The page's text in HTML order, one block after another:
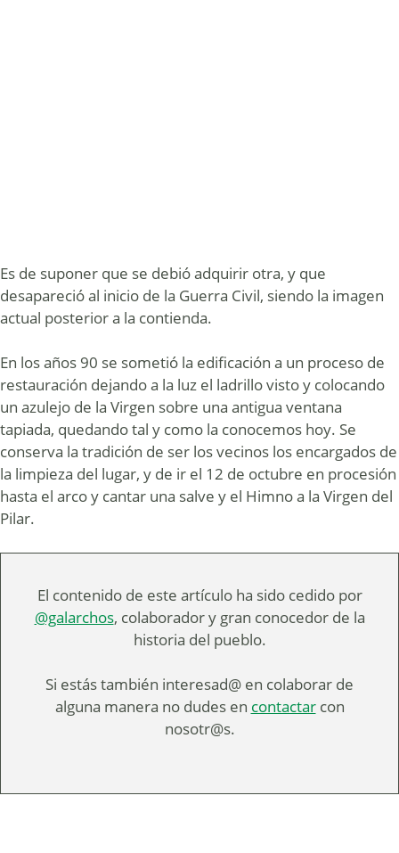
Es de suponer que se debió adquirir otra, y que
desapareció al inicio de la Guerra Civil, siendo la imagen
actual posterior a la contienda.
En los años 90 se sometió la edificación a un proceso de
restauración dejando a la luz el ladrillo visto y colocando
un azulejo de la Virgen sobre una antigua ventana
tapiada, quedando tal y como la conocemos hoy. Se
conserva la tradición de ser los vecinos los encargados de
la limpieza del lugar, y de ir el 12 de octubre en procesión
hasta el arco y cantar una salve y el Himno a la Virgen del
Pilar.
El contenido de este artículo ha sido cedido por
@galarchos, colaborador y gran conocedor de la
historia del pueblo.
Si estás también interesad@ en colaborar de
alguna manera no dudes en contactarcon
nosotr@s.